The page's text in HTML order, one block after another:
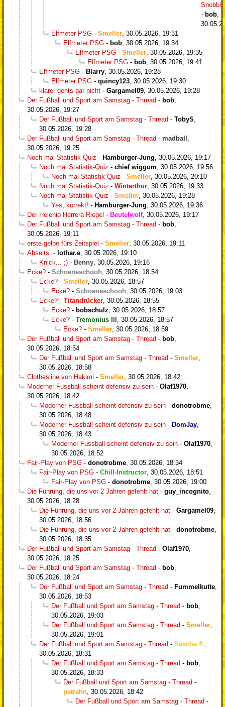
- bob
Elfmeter PSG - Smeller 30.05.2026, 19:31
Elfmeter PSG - bob 30.05.2026, 19:34
Elfmeter PSG - Smeller 30.05.2026, 19:35
Elfmeter PSG - bob 30.05.2026, 19:41
Elfmeter PSG - Blarry 30.05.2026, 19:28
Elfmeter PSG - quincy123 30.05.2026, 19:30
klarer gehts gar nicht - Gargamel09 30.05.2026, 19:28
Der Fußball und Sport am Samstag - Thread - bob
30.05.2026, 19:27
Der Fußball und Sport am Samstag - Thread - TobyS
30.05.2026, 19:28
Der Fußball und Sport am Samstag - Thread - madball
30.05.2026, 19:25
Noch mal Statistik-Quiz - Hamburger-Jung 30.05.2026, 19:17
Noch mal Statistik-Quiz - chief wiggum 30.05.2026, 19:56
Noch mal Statistik-Quiz - Smeller 30.05.2026, 20:10
Noch mal Statistik-Quiz - Winterthur 30.05.2026, 19:33
Noch mal Statistik-Quiz - Smeller 30.05.2026, 19:28
Yes, korrekt! - Hamburger-Jung 30.05.2026, 19:36
Der Helenio Herrera Riegel - Beutelwolf, 30.05.2026, 19:17
Der Fußball und Sport am Samstag - Thread - bob
30.05.2026, 19:11
erste gelbe fürs Zeitspiel - Smeller 30.05.2026, 19:11
Abseits. - lothar.e 30.05.2026, 19:10
Knick... ;) - Benny 30.05.2026, 19:16
Ecke? - Schoeneschooh 30.05.2026, 18:54
Ecke? - Smeller 30.05.2026, 18:57
Ecke? - Schoeneschooh 30.05.2026, 19:03
Ecke? - Titandrücker 30.05.2026, 18:55
Ecke? - bobschulz 30.05.2026, 18:57
Ecke? - Tremonius III
30.05.2026, 18:57
Ecke? - Smeller 30.05.2026, 18:59
Der Fußball und Sport am Samstag - Thread - bob
30.05.2026, 18:54
Der Fußball und Sport am Samstag - Thread - Smeller
30.05.2026, 18:58
Clothesline von Hakimi - Smeller 30.05.2026, 18:42
Moderner Fussball scheint defensiv zu sein - Olaf1970
30.05.2026, 18:42
Moderner Fussball scheint defensiv zu sein - donotrobme
30.05.2026, 18:48
Moderner Fussball scheint defensiv zu sein - DomJay
30.05.2026, 18:43
Moderner Fussball scheint defensiv zu sein - Olaf1970
30.05.2026, 18:52
Fair-Play von PSG - donotrobme 30.05.2026, 18:34
Fair-Play von PSG - Chill-Instructor 30.05.2026, 18:51
Fair-Play von PSG - donotrobme 30.05.2026, 19:00
Die Führung, die uns vor 2 Jahren gefehlt hat - guy_incognito
30.05.2026, 18:28
Die Führung, die uns vor 2 Jahren gefehlt hat - Gargamel09
30.05.2026, 18:56
Die Führung, die uns vor 2 Jahren gefehlt hat - donotrobme
30.05.2026, 18:35
Der Fußball und Sport am Samstag - Thread - Olaf1970
30.05.2026, 18:25
Der Fußball und Sport am Samstag - Thread - bob
30.05.2026, 18:24
Der Fußball und Sport am Samstag - Thread - Fummelkutte
30.05.2026, 18:53
Der Fußball und Sport am Samstag - Thread - bob
30.05.2026, 19:03
Der Fußball und Sport am Samstag - Thread - Smeller
30.05.2026, 19:01
Der Fußball und Sport am Samstag - Thread - Sascha
30.05.2026, 18:31
Der Fußball und Sport am Samstag - Thread - bob
30.05.2026, 18:33
Der Fußball und Sport am Samstag - Thread -
patrahn 30.05.2026, 18:42
Der Fußball und Sport am Samstag - Thread -